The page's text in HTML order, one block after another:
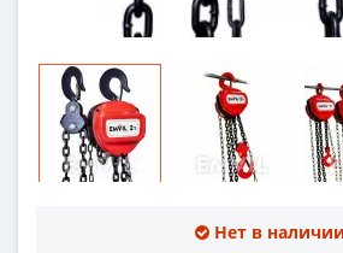
Нет в наличии